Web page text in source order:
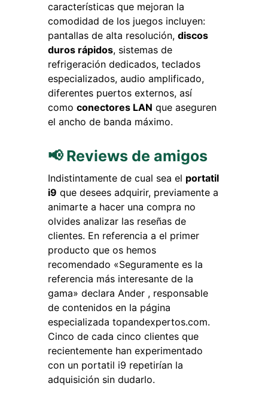
características que mejoran la
comodidad de los juegos incluyen:
pantallas de alta resolución, discos
duros rápidos, sistemas de
refrigeración dedicados, teclados
especializados, audio amplificado,
diferentes puertos externos, así
como conectores LAN que aseguren
el ancho de banda máximo.
📢 Reviews de amigos
Indistintamente de cual sea el portatil
i9 que desees adquirir, previamente a
animarte a hacer una compra no
olvides analizar las reseñas de
clientes. En referencia a el primer
producto que os hemos
recomendado «Seguramente es la
referencia más interesante de la
gama» declara Ander , responsable
de contenidos en la página
especializada topandexpertos.com.
Cinco de cada cinco clientes que
recientemente han experimentado
con un portatil i9 repetirían la
adquisición sin dudarlo.